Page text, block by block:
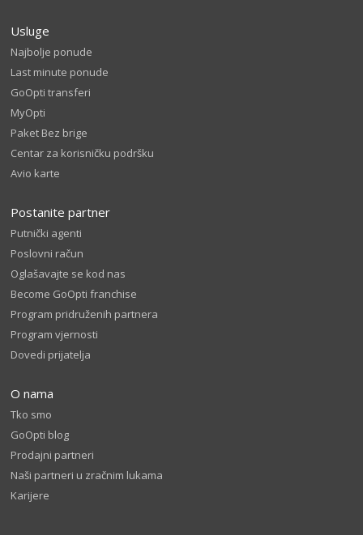
Usluge
Najbolje ponude
Last minute ponude
GoOpti transferi
MyOpti
Paket Bez brige
Centar za korisničku podršku
Avio karte
Postanite partner
Putnički agenti
Poslovni račun
Oglašavajte se kod nas
Become GoOpti franchise
Program pridruženih partnera
Program vjernosti
Dovedi prijatelja
O nama
Tko smo
GoOpti blog
Prodajni partneri
Naši partneri u zračnim lukama
Karijere